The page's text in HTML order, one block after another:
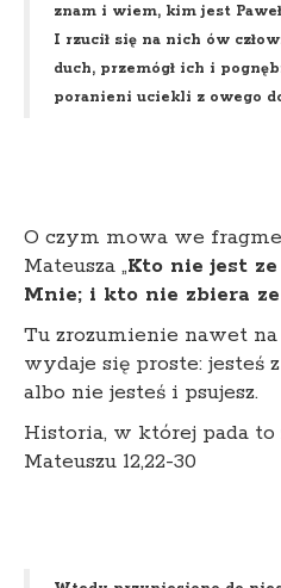
znam i wiem, kim jest
I rzucił się na nich ów
duch, przemógł ich i
poranieni uciekli z owego
O czym mowa we
Mateusza „Kto nie jest
Mnie; i kto nie zbiera
Tu zrozumienie nawet
wydaje się proste: jesteś
albo nie jesteś i psujesz.
Historia, w której pada
Mateuszu 12,22-30